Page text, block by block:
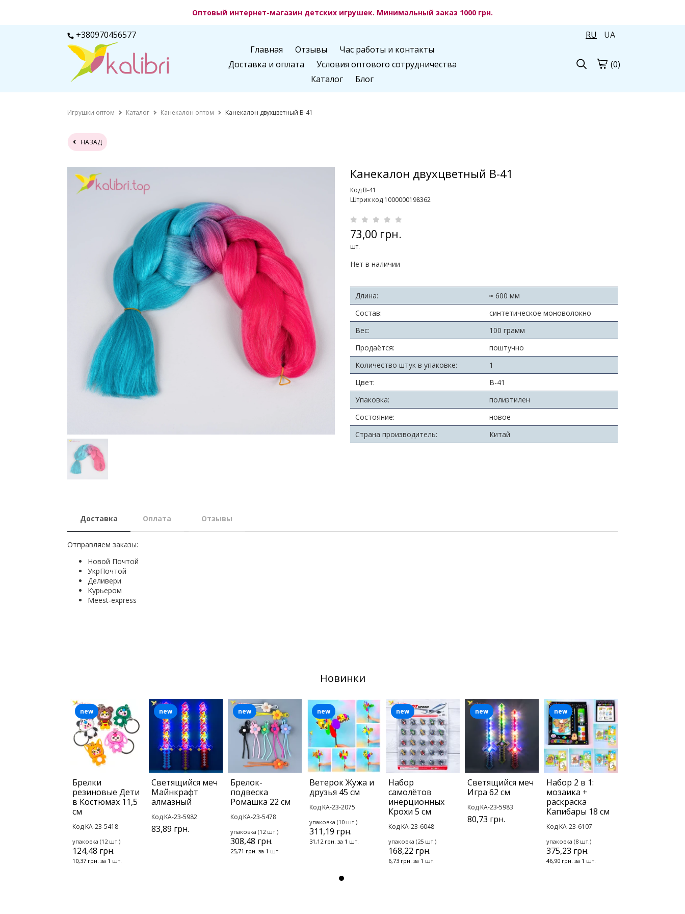
Оптовый интернет-магазин детских игрушек. Минимальный заказ 1000 грн.
+380970456577 RU
UA
Главная
Отзывы
Час работы и контакты
Доставка и оплата
Условия оптового сотрудничества
Каталог
Блог
(0)
Игрушки оптом Каталог Канекалон оптом Канекалон двухцветный B-41
НАЗАД
Канекалон двухцветный B-41
Код B-41
Штрих код 1000000198362
73,00 грн.
шт.
Нет в наличии
Длина:
≈ 600 мм
Состав:
синтетическое моноволокно
Вес:
100 грамм
Продаётся:
поштучно
Количество штук в упаковке:
1
Цвет:
В-41
Упаковка:
полиэтилен
Состояние:
новое
Страна производитель:
Китай
Доставка Оплата Отзывы
Отправляем заказы:
Новой Почтой
УкрПочтой
Деливери
Курьером
Мeest-express
Новинки
Брелки
резиновые Дети
в Костюмах 11,5
см
Код KA-23-5418
упаковка (12 шт.)
124,48 грн.
10,37 грн. за 1 шт.
new
Светящийся меч
Майнкрафт
алмазный
Код KA-23-5982
83,89 грн.
new
Брелок-
подвеска
Ромашка 22 см
Код KA-23-5478
упаковка (12 шт.)
308,48 грн.
25,71 грн. за 1 шт.
new
Ветерок Жужа и
друзья 45 см
Код KA-23-2075
упаковка (10 шт.)
311,19 грн.
31,12 грн. за 1 шт.
new
Набор
самолётов
инерционных
Крохи 5 см
Код KA-23-6048
упаковка (25 шт.)
168,22 грн.
6,73 грн. за 1 шт.
new
Светящийся меч
Игра 62 см
Код KA-23-5983
80,73 грн.
new
Набор 2 в 1:
мозаика +
раскраска
Капибары 18 см
Код KA-23-6107
упаковка (8 шт.)
375,23 грн.
46,90 грн. за 1 шт.
new